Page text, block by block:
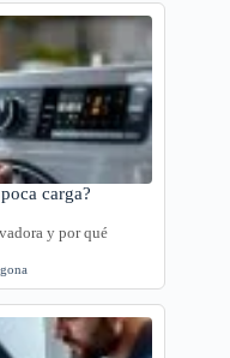
carga?
y por qué